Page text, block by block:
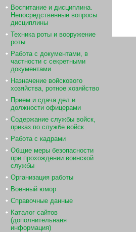
Воспитание и дисциплина.
Непосредственные вопросы
дисциплины
Техника роты и вооружение
роты
Работа с документами, в
частности с секретными
документами
Назначение войскового
хозяйства, ротное хозяйство
Прием и сдача дел и
должности офицерами
Содержание службы войск,
приказ по службе войск
Работа с кадрами
Общие меры безопасности
при прохождении воинской
службы
Организация работы
Военный юмор
Справочные данные
Каталог сайтов
(дополнительнаня
информация)